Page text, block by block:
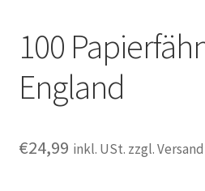
🌟 Bestseller
✅ Anfrage
100
England
€24,99 inkl. USt. zzgl.